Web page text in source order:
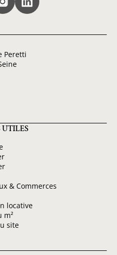
Peretti
& Commerces
locative
m²
site